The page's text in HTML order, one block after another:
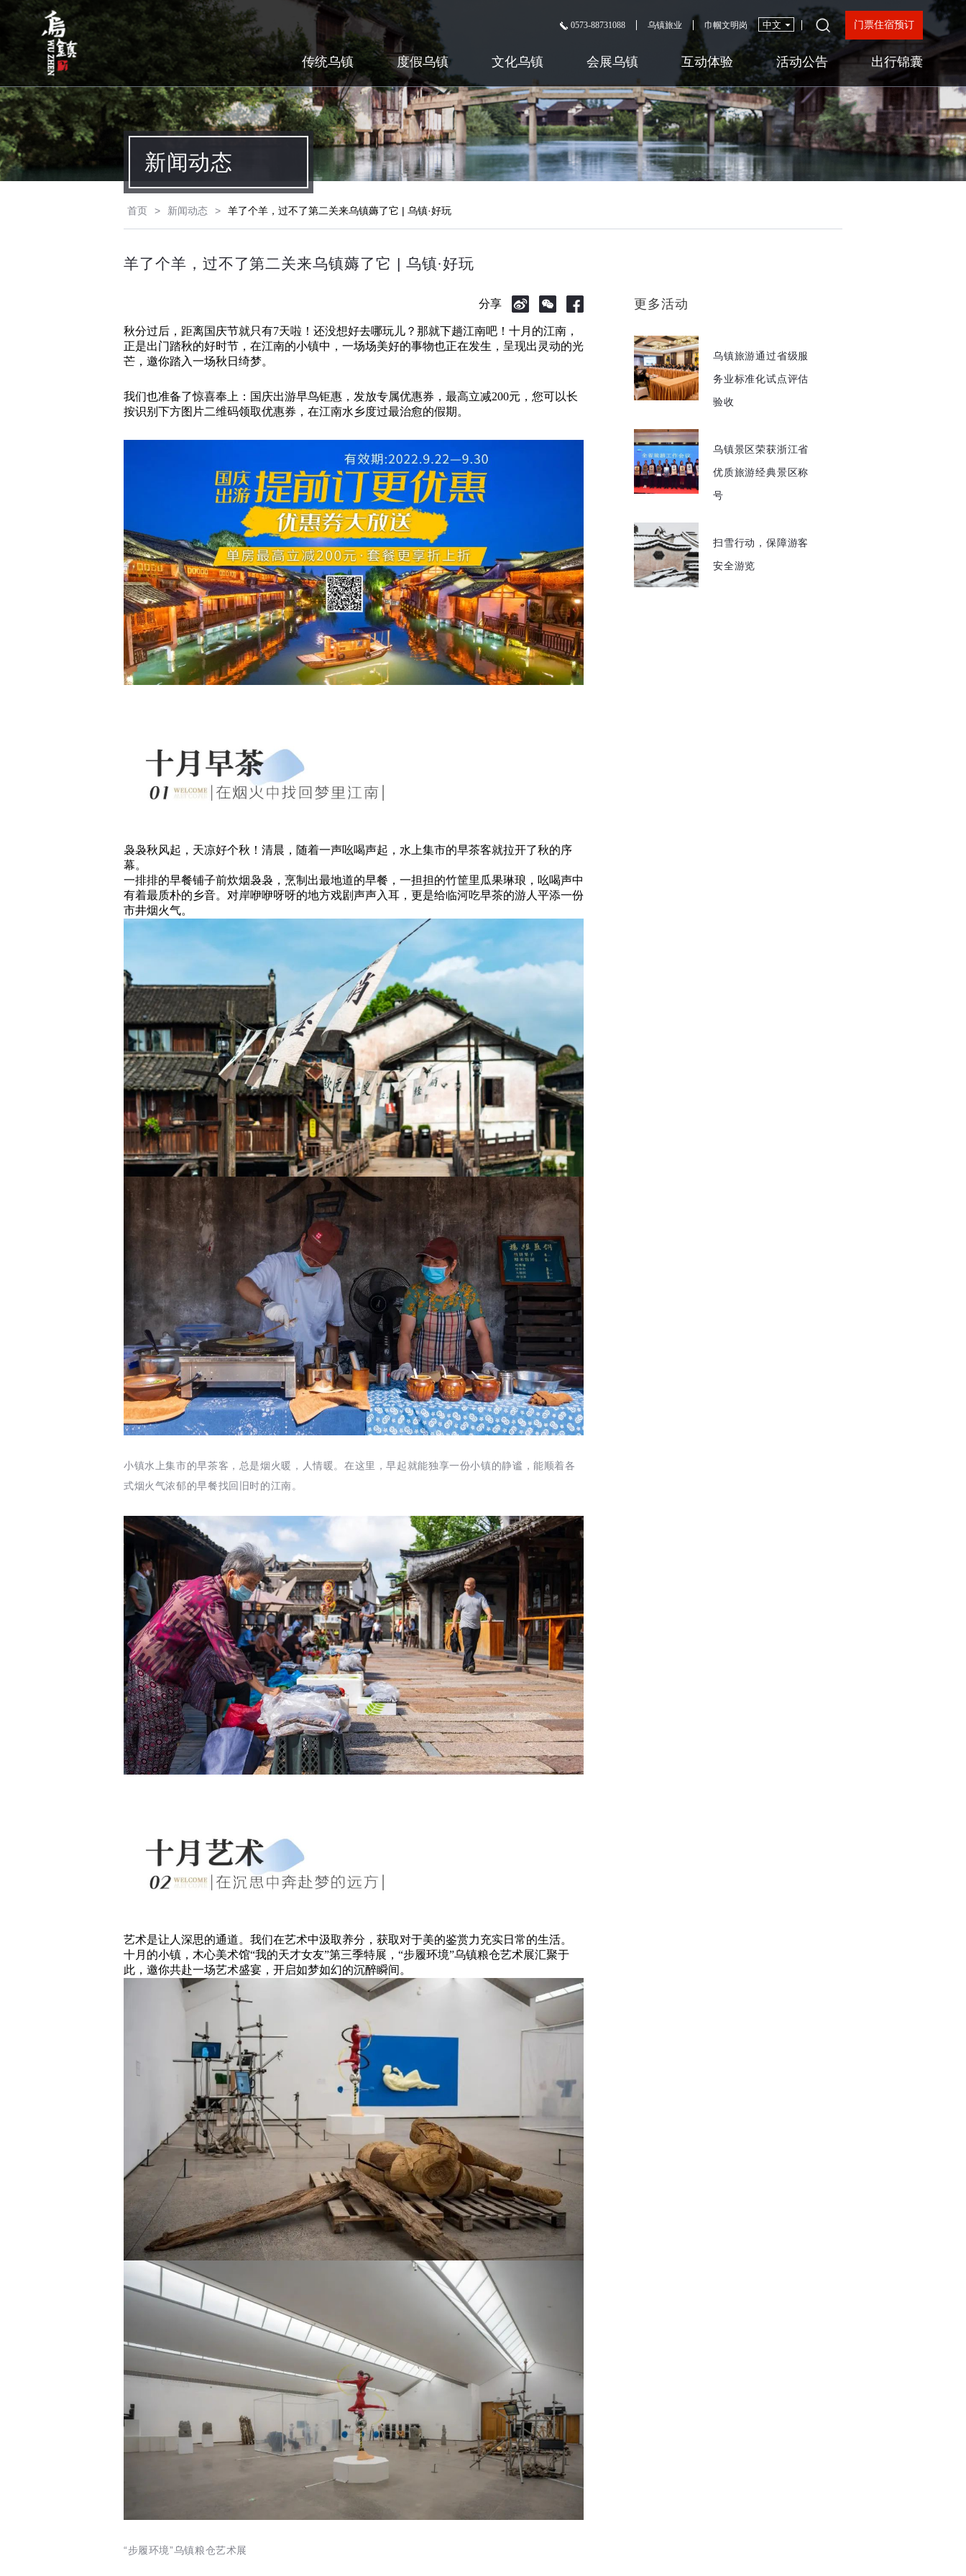
0573-88731088 乌镇旅业 巾帼文明岗 门票住宿预订
传统乌镇 度假乌镇 文化乌镇 会展乌镇 互动体验 活动公告 出行锦囊
新闻动态
首页 > 新闻动态 > 羊了个羊，过不了第二关来乌镇薅了它 | 乌镇·好玩
羊了个羊，过不了第二关来乌镇薅了它 | 乌镇·好玩
分享
秋分过后，距离国庆节就只有7天啦！还没想好去哪玩儿？那就下趟江南吧！十月的江南，
正是出门踏秋的好时节，在江南的小镇中，一场场美好的事物也正在发生，呈现出灵动的光
芒，邀你踏入一场秋日绮梦。
我们也准备了惊喜奉上：国庆出游早鸟钜惠，发放专属优惠券，最高立减200元，您可以长
按识别下方图片二维码领取优惠券，在江南水乡度过最治愈的假期。
袅袅秋风起，天凉好个秋！清晨，随着一声吆喝声起，水上集市的早茶客就拉开了秋的序
幕。
一排排的早餐铺子前炊烟袅袅，烹制出最地道的早餐，一担担的竹筐里瓜果琳琅，吆喝声中
有着最质朴的乡音。对岸咿咿呀呀的地方戏剧声声入耳，更是给临河吃早茶的游人平添一份
市井烟火气。
小镇水上集市的早茶客，总是烟火暖，人情暖。在这里，早起就能独享一份小镇的静谧，能顺着各
式烟火气浓郁的早餐找回旧时的江南。
艺术是让人深思的通道。我们在艺术中汲取养分，获取对于美的鉴赏力充实日常的生活。
十月的小镇，木心美术馆“我的天才女友”第三季特展，“步履环境”乌镇粮仓艺术展汇聚于
此，邀你共赴一场艺术盛宴，开启如梦如幻的沉醉瞬间。
“步履环境”乌镇粮仓艺术展
更多活动
乌镇旅游通过省级服
务业标准化试点评估
验收
乌镇景区荣获浙江省
优质旅游经典景区称
号
扫雪行动，保障游客
安全游览